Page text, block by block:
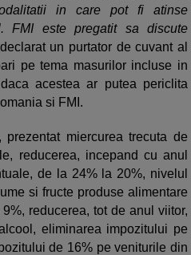
in care pot fi atinse
FMI este pregatit sa discute
un purtator de cuvant al
pe tema masurilor incluse in
acestea ar putea periclita
si FMI.
miercurea trecuta de
reducerea, incepand cu anul
de la 24% la 20%, nivelul
si fructe produse alimentare
reducerea, tot de anul viitor,
eliminarea impozitului pe
de 16% pe veniturile din